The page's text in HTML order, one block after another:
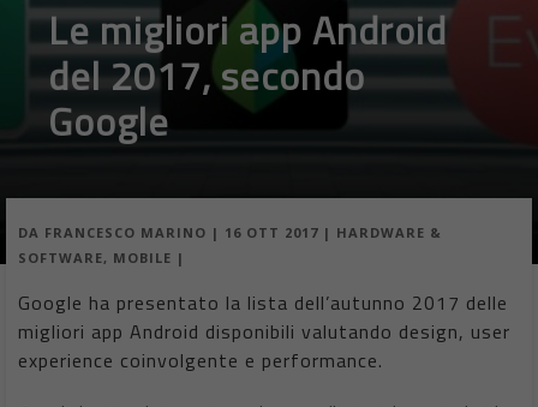
Le migliori app Android
del 2017, secondo
Google
DA FRANCESCO MARINO | 16 OTT 2017 | HARDWARE &
SOFTWARE, MOBILE |
Google ha presentato la lista dell’autunno 2017 delle
migliori app Android disponibili valutando design, user
experience coinvolgente e performance.